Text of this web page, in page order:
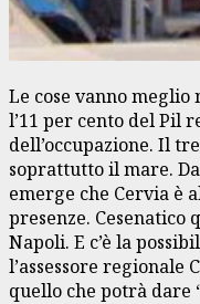
Le cose vanno
l’11 per cento del Pil
dell’occupazione. Il
soprattutto il mare.
emerge che Cervia è
presenze. Cesenatico
Napoli. E c’è la
l’assessore regionale
quello che potrà dare